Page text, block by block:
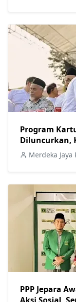
Program
Diluncurkan,
Merdeka Jaya
PPP Jepara